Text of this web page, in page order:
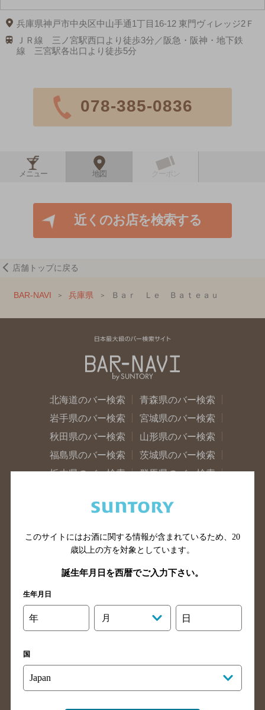
兵庫県神戸市中央区中山手通1丁目16-12 東門ヴィレッジ2Ｆ
ＪＲ線 三ノ宮駅西口より徒歩3分／阪急・阪神・地下鉄
線 三宮駅各出口より徒歩5分
078-385-0836
メニュー 地図
近くのお店を検索する
店舗トップに戻る
BAR-NAVI 兵庫県 Ｂａｒ Ｌｅ Ｂａｔｅａｕ
北海道のバー検索
青森県のバー検索
岩手県のバー検索
宮城県のバー検索
秋田県のバー検索
山形県のバー検索
福島県のバー検索
茨城県のバー検索
栃木県のバー検索
群馬県のバー検索
新潟県のバー検索
東京都のバー検索
埼玉県のバー検索
愛知県のバー検索
大阪府のバー検索
京都府のバー検索
広島県のバー検索
山口県のバー検索
鳥取県のバー検索
このサイトにはお酒に関する情報が含まれているため、 20
歳以上の方を対象としています。
誕生年月日を西暦でご入力下さい。
生年月日
年 月 日
国